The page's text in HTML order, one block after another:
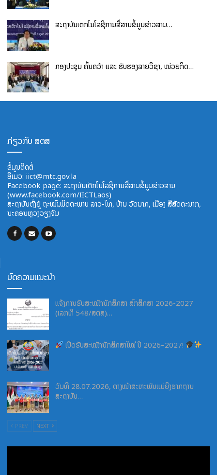
ສະຖາບັນເຕັກໂນໂລຊີການສື່ສານຂໍ້ມູນຂ່າວສານ…
ກອງປະຊຸມ ຄົ້ນຄວ້າ ແລະ ຮັບຮອງລາຍວິຊາ, ໜ່ວຍກິດ…
ກ່ຽວກັບ ສຕສ
ຂໍ້ມູນຕິດຕໍ່
ອີ​ເມວ: iict@mtc.gov.la
Facebook page: ສະຖາບັນເຕັກໂນໂລຊີການສື່ສານຂໍ້ມູນຂ່າວສານ
(www.facebook.com/IICTLaos)
ສະ​ຖາ​ບັນ​ຕັ້ງຢູ່ ຖະໜົນມິດຕະພາບ​ ລາວ​-ໄທ, ບ້ານ ວັດ​ນາກ, ​ເມືອງ ສີ​ສັດຕະ​ນາກ,
ນະຄອນຫຼວງວຽງຈັນ
ບົດຄວາມແນະນຳ
ແຈ້ງການຮັບສະໝັກນັກສຶກສາ ສົກສຶກສາ 2026-2027
(ເລກທີ 548/ສຕສ)…
ເປີດຮັບສະໝັກນັກສຶກສາໃໝ່ ປີ 2026–2027!
ວັນທີ 28.07.2026, ຕາງໜ້າສະຫະພັນແມ່ຍິງຮາກຖານ
ສະຖາບັນ…
PREV NEXT